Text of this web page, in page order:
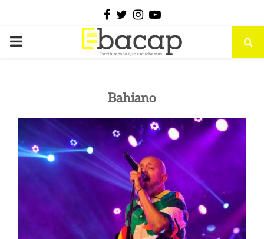
Facebook
Twitter
Instagram
Youtube
PRIMARY
Bahiano